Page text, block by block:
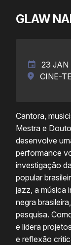
GLAW
23 JAN
CINE-
Cantora,
Mestra e
desenvolve
performance
investigação
popular
jazz, a música
negra
pesquisa.
e lidera
e reflexão